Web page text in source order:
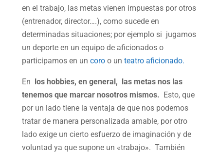
en el trabajo, las metas vienen impuestas por otros
(entrenador, director….), como sucede en
determinadas situaciones; por ejemplo si jugamos
un deporte en un equipo de aficionados o
participamos en un coroo un teatro aficionado.
En los hobbies, en general, las metas nos las
tenemos que marcar nosotros mismos. Esto, que
por un lado tiene la ventaja de que nos podemos
tratar de manera personalizada amable, por otro
lado exige un cierto esfuerzo de imaginación y de
voluntad ya que supone un «trabajo». También